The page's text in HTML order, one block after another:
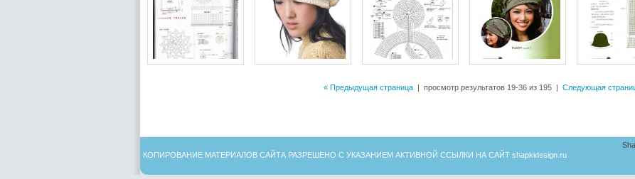
« Предыдущая страница| просмотр результатов 19-36 из 195 | Следующая
КОПИРОВАНИЕ МАТЕРИАЛОВ САЙТА РАЗРЕШЕНО С УКАЗАНИЕМ АКТИВНОЙ ССЫЛКИ НА САЙТ shapkidesign.ru